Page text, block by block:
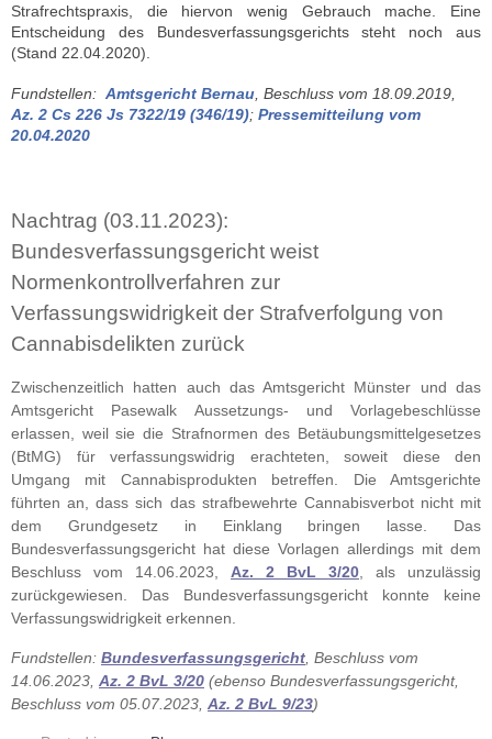
Strafrechtspraxis, die hiervon wenig Gebrauch mache. Eine
Entscheidung des Bundesverfassungsgerichts steht noch aus
(Stand 22.04.2020).
Fundstellen: Amtsgericht Bernau , Beschluss vom 18.09.2019,
Az. 2 Cs 226 Js 7322/19 (346/19); Pressemitteilung vom
20.04.2020
Nachtrag (03.11.2023):
Bundesverfassungsgericht weist
Normenkontrollverfahren zur
Verfassungswidrigkeit der Strafverfolgung von
Cannabisdelikten zurück
Zwischenzeitlich hatten auch das Amtsgericht Münster und das
Amtsgericht Pasewalk Aussetzungs- und Vorlagebeschlüsse
erlassen, weil sie die Strafnormen des Betäubungsmittelgesetzes
(BtMG) für verfassungswidrig erachteten, soweit diese den
Umgang mit Cannabisprodukten betreffen. Die Amtsgerichte
führten an, dass sich das strafbewehrte Cannabisverbot nicht mit
dem Grundgesetz in Einklang bringen lasse. Das
Bundesverfassungsgericht hat diese Vorlagen allerdings mit dem
Beschluss vom 14.06.2023, Az. 2 BvL 3/20 , als unzulässig
zurückgewiesen. Das Bundesverfassungsgericht konnte keine
Verfassungswidrigkeit erkennen.
Fundstellen: Bundesverfassungsgericht , Beschluss vom
14.06.2023, Az. 2 BvL 3/20 (ebenso Bundesverfassungsgericht,
Beschluss vom 05.07.2023, Az. 2 BvL 9/23)